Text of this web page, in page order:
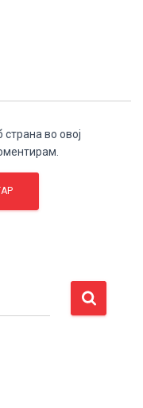
во овој